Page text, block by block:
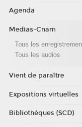
Agenda
Medias-Cnam
Tous les
Tous les audios
Vient de paraître
Expositions virtuelles
Bibliothèques (SCD)